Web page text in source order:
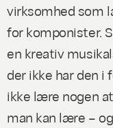
virksomhed som
for komponister.
en kreativ
der ikke har den i
ikke lære nogen
man kan lære –